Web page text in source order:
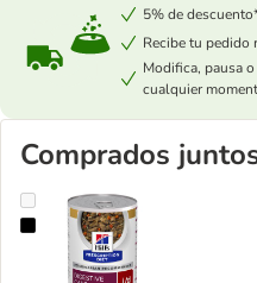
5% de
Recibe tu pedido
Modifica, pausa
cualquier
Comprados
Hill's Prescription Diet i/d